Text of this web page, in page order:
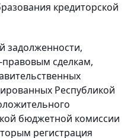
кредиторской
задолженности,
сделкам,
Республикой
бюджетной комиссии
регистрация